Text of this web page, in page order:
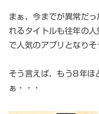
まぁ、今までが異常だ
れるタイトルも往年の
で人気のアプリとなりそ
そう言えば、もう8年ほ
ぁ・・・